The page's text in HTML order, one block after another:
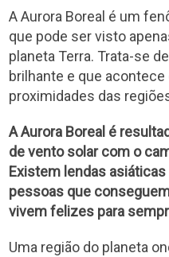
A Aurora Boreal é um
que pode ser visto
planeta Terra. Trata-se
brilhante e que
proximidades das
A Aurora Boreal é
de vento solar com o
Existem lendas
pessoas que
vivem felizes para
Uma região do planeta